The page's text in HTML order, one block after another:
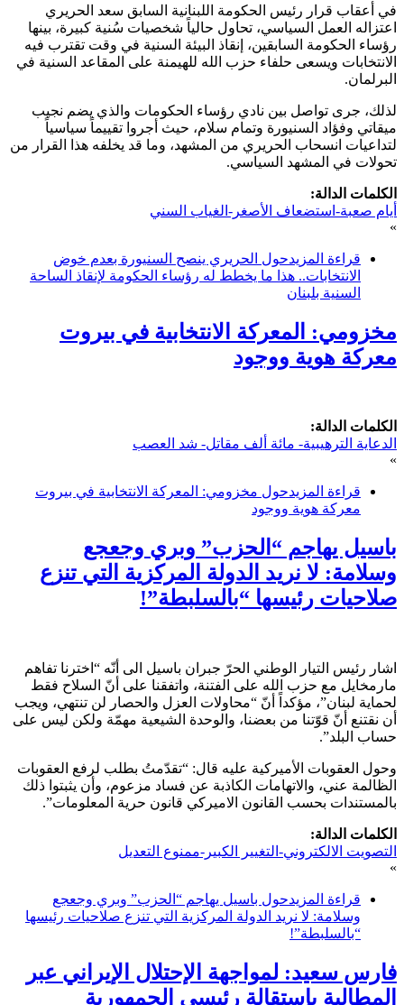
في أعقاب قرار رئيس الحكومة اللبنانية السابق سعد الحريري
اعتزاله العمل السياسي، تحاول حالياً شخصيات سُنية كبيرة، بينها
رؤساء الحكومة السابقين، إنقاذ البيئة السنية في وقت تقترب فيه
الانتخابات ويسعى حلفاء حزب الله للهيمنة على المقاعد السنية في
البرلمان.
لذلك، جرى تواصل بين نادي رؤساء الحكومات والذي يضم نجيب
ميقاتي وفؤاد السنيورة وتمام سلام، حيث أجروا تقييماً سياسياً
لتداعيات انسحاب الحريري من المشهد، وما قد يخلفه هذا القرار من
تحولات في المشهد السياسي.
الكلمات الدالة:
أيام صعبة-استضعاف الأصغر-الغياب السني
»
قراءة المزيدحول الحريري ينصح السنيورة بعدم خوض
الانتخابات.. هذا ما يخطط له رؤساء الحكومة لإنقاذ الساحة
السنية بلبنان
مخزومي: المعركة الانتخابية في بيروت
معركة هوية ووجود
الكلمات الدالة:
الدعاية الترهيبية- مائة ألف مقاتل- شد العصب
»
قراءة المزيدحول مخزومي: المعركة الانتخابية في بيروت
معركة هوية ووجود
باسيل يهاجم “الحزب” وبري وجعجع
وسلامة: لا نريد الدولة المركزية التي تنزع
صلاحيات رئيسها “بالسلبطة”!
اشار رئيس التيار الوطني الحرّ جبران باسيل الى أنّه “اخترنا تفاهم
مارمخايل مع حزب الله على الفتنة، واتفقنا على أنّ السلاح فقط
لحماية لبنان”، مؤكداً أنّ “محاولات العزل والحصار لن تنتهي، ويجب
أن نقتنع أنّ قوّتنا من بعضنا، والوحدة الشيعية مهمّة ولكن ليس على
حساب البلد”.
وحول العقوبات الأميركية عليه قال: “تقدّمتُ بطلب لرفع العقوبات
الظالمة عني، والاتهامات الكاذبة عن فساد مزعوم، وأن يثبتوا ذلك
بالمستندات بحسب القانون الاميركي قانون حرية المعلومات”.
الكلمات الدالة:
التصويت الالكتروني-التغيير الكبير-ممنوع التعديل
»
قراءة المزيدحول باسيل يهاجم “الحزب” وبري وجعجع
وسلامة: لا نريد الدولة المركزية التي تنزع صلاحيات رئيسها
“بالسلبطة”!
فارس سعيد: لمواجهة الإحتلال الإيراني عبر
المطالبة بإستقالة رئيسي الجمهورية